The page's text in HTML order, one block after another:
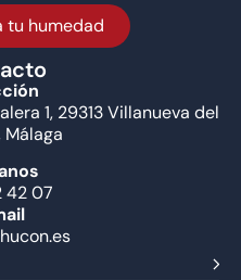
tu humedad
1, 29313 Villanueva del
Málaga
42 07